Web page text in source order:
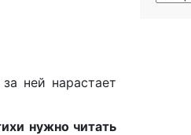
ней нарастает
нужно читать